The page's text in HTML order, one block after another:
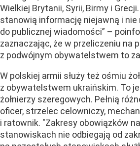
Wielkiej Brytanii, Syrii, Birmy i
stanowią informację niejawną i nie
do publicznej wiadomości” –
zaznaczając, że w przeliczeniu na
z podwójnym obywatelstwem to
W polskiej armii służy też ośmiu
z obywatelstwem ukraińskim. To
żołnierzy szeregowych. Pełnią
oficer, strzelec celowniczy,
i ratownik. "Zakresy obowiązków
stanowiskach nie odbiegają od